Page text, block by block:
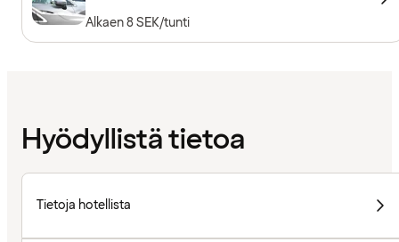
Alkaen 8 SEK/tunti
Hyödyllistä tietoa
Tietoja hotellista